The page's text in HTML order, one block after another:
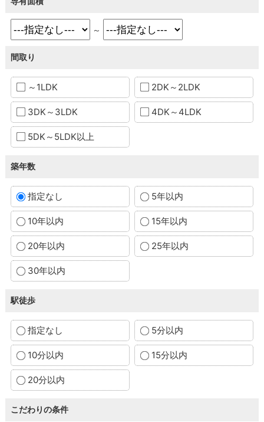
～
間取り
～1LDK 2DK～2LDK
3DK～3LDK 4DK～4LDK
5DK～5LDK以上
築年数
指定なし 5年以内
10年以内 15年以内
20年以内 25年以内
30年以内
駅徒歩
指定なし 5分以内
10分以内 15分以内
20分以内
こだわりの条件